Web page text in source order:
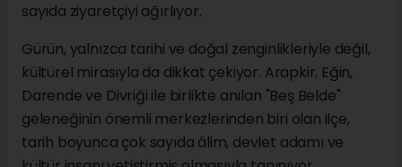
sayıda ziyaretçiyi ağırlıyor.
Gürün, yalnızca tarihi ve doğal zenginlikleriyle değil,
kültürel mirasıyla da dikkat çekiyor. Arapkir, Eğin,
Darende ve Divriği ile birlikte anılan "Beş Belde"
geleneğinin önemli merkezlerinden biri olan ilçe,
tarih boyunca çok sayıda âlim, devlet adamı ve